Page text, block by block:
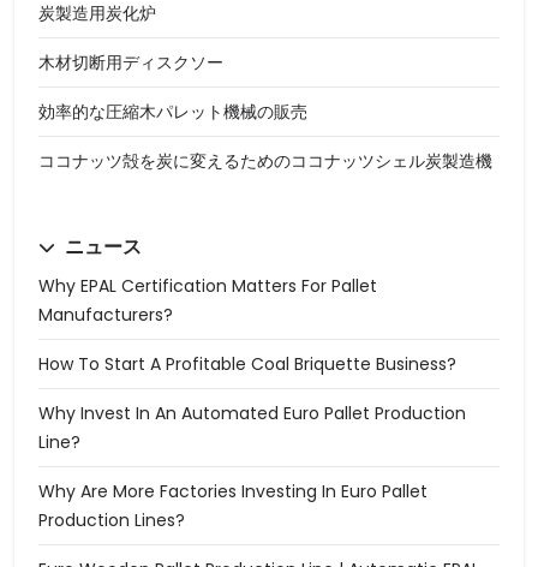
炭製造用炭化炉
木材切断用ディスクソー
効率的な圧縮木パレット機械の販売
ココナッツ殻を炭に変えるためのココナッツシェル炭製造機
ニュース
Why EPAL Certification Matters For Pallet
Manufacturers?
How To Start A Profitable Coal Briquette Business?
Why Invest In An Automated Euro Pallet Production
Line?
Why Are More Factories Investing In Euro Pallet
Production Lines?